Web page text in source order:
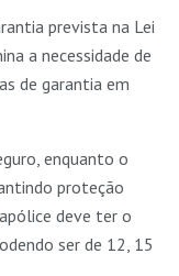
prevista na Lei
a necessidade de
de garantia em
enquanto o
proteção
deve ter o
ser de 12, 15